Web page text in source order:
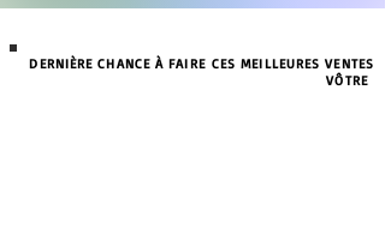
DERNIÈRE CHANCE À FAIRE CES MEILLEURES VENTES
VÔTRE